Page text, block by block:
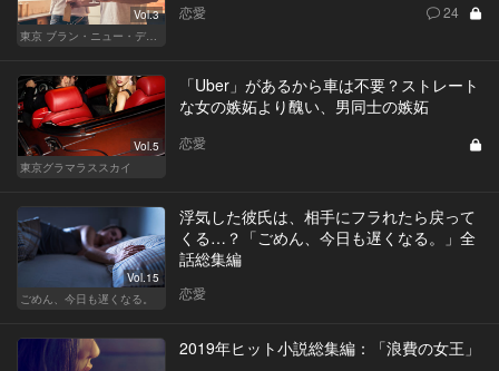
Vol.3
東京 ブラン・ニュー・デイズ
恋愛 24
Vol.5
東京グラマラススカイ
「Uber」があるから車は不要？ストレート
な女の嫉妬より醜い、男同士の嫉妬
恋愛
Vol.15
ごめん、今日も遅くなる。
浮気した彼氏は、相手にフラれたら戻って
くる…？「ごめん、今日も遅くなる。」全
話総集編
恋愛
2019年ヒット小説総集編：「浪費の女王」